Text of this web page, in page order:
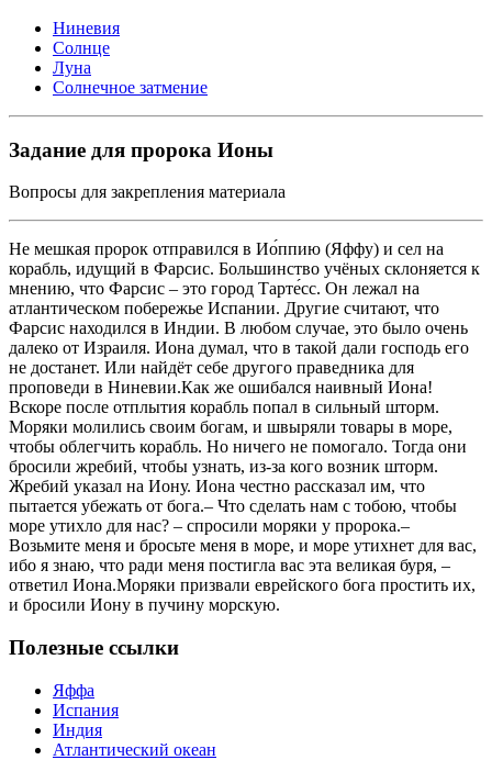
Ниневия
Солнце
Луна
Солнечное затмение
Задание для пророка Ионы
Вопросы для закрепления материала
Не мешкая пророк отправился в Ио́ппию (Яффу) и сел на
корабль, идущий в Фарсис. Большинство учёных склоняется к
мнению, что Фарсис – это город Тарте́сс. Он лежал на
атлантическом побережье Испании. Другие считают, что
Фарсис находился в Индии. В любом случае, это было очень
далеко от Израиля. Иона думал, что в такой дали господь его
не достанет. Или найдёт себе другого праведника для
проповеди в Ниневии.Как же ошибался наивный Иона!
Вскоре после отплытия корабль попал в сильный шторм.
Моряки молились своим богам, и швыряли товары в море,
чтобы облегчить корабль. Но ничего не помогало. Тогда они
бросили жребий, чтобы узнать, из-за кого возник шторм.
Жребий указал на Иону. Иона честно рассказал им, что
пытается убежать от бога.– Что сделать нам с тобою, чтобы
море утихло для нас? – спросили моряки у пророка.–
Возьмите меня и бросьте меня в море, и море утихнет для вас,
ибо я знаю, что ради меня постигла вас эта великая буря, –
ответил Иона.Моряки призвали еврейского бога простить их,
и бросили Иону в пучину морскую.
Полезные ссылки
Яффа
Испания
Индия
Атлантический океан